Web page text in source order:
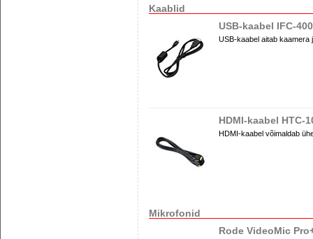
Kaablid
USB-kaabel IFC-
USB-kaabel aitab kaamera
HDMI-kaabel HTC-
HDMI-kaabel võimaldab
Mikrofonid
Rode VideoMic